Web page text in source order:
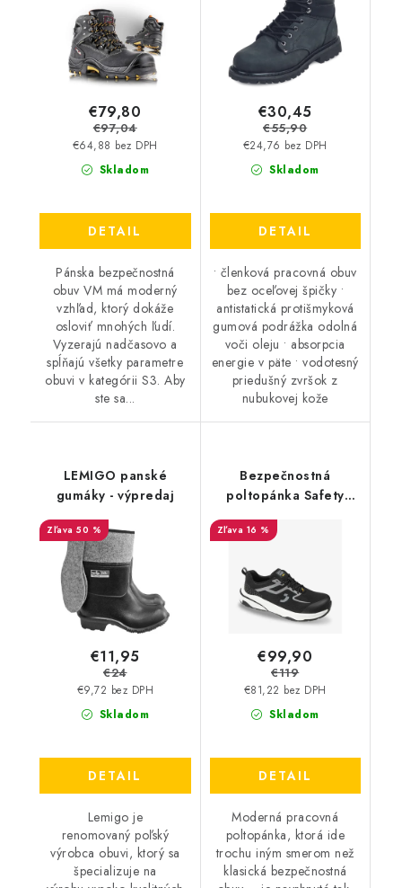
Skladom
€64,88 bez DPH
€79,80
€97,04
DETAIL
Pánska bezpečnostná
obuv VM má moderný
vzhľad, ktorý dokáže
osloviť mnohých ľudí.
Vyzerajú nadčasovo a
spĺňajú všetky parametre
obuvi v kategórii S3. Aby
ste sa...
Skladom
€24,76 bez DPH
€30,45
€55,90
DETAIL
• členková pracovná obuv
bez oceľovej špičky •
antistatická protišmyková
gumová podrážka odolná
voči oleju • absorpcia
energie v päte • vodotesný
priedušný zvršok z
nubukovej kože
LEMIGO panské
gumáky - výpredaj
50 %
Skladom
€9,72 bez DPH
€11,95
€24
DETAIL
Lemigo je
renomovaný poľský
výrobca obuvi, ktorý sa
špecializuje na
Bezpečnostná
poltopánka Safety
schw/weiß 23314 -
16 %
Skladom
€81,22 bez DPH
€99,90
€119
DETAIL
Moderná pracovná
poltopánka, ktorá ide
trochu iným smerom než
klasická bezpečnostná